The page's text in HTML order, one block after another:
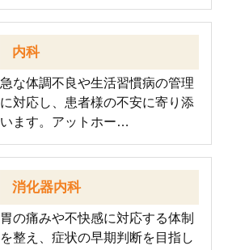
内科
急な体調不良や生活習慣病の管理
に対応し、患者様の不安に寄り添
います。アットホー…
消化器内科
胃の痛みや不快感に対応する体制
を整え、症状の早期判断を目指し